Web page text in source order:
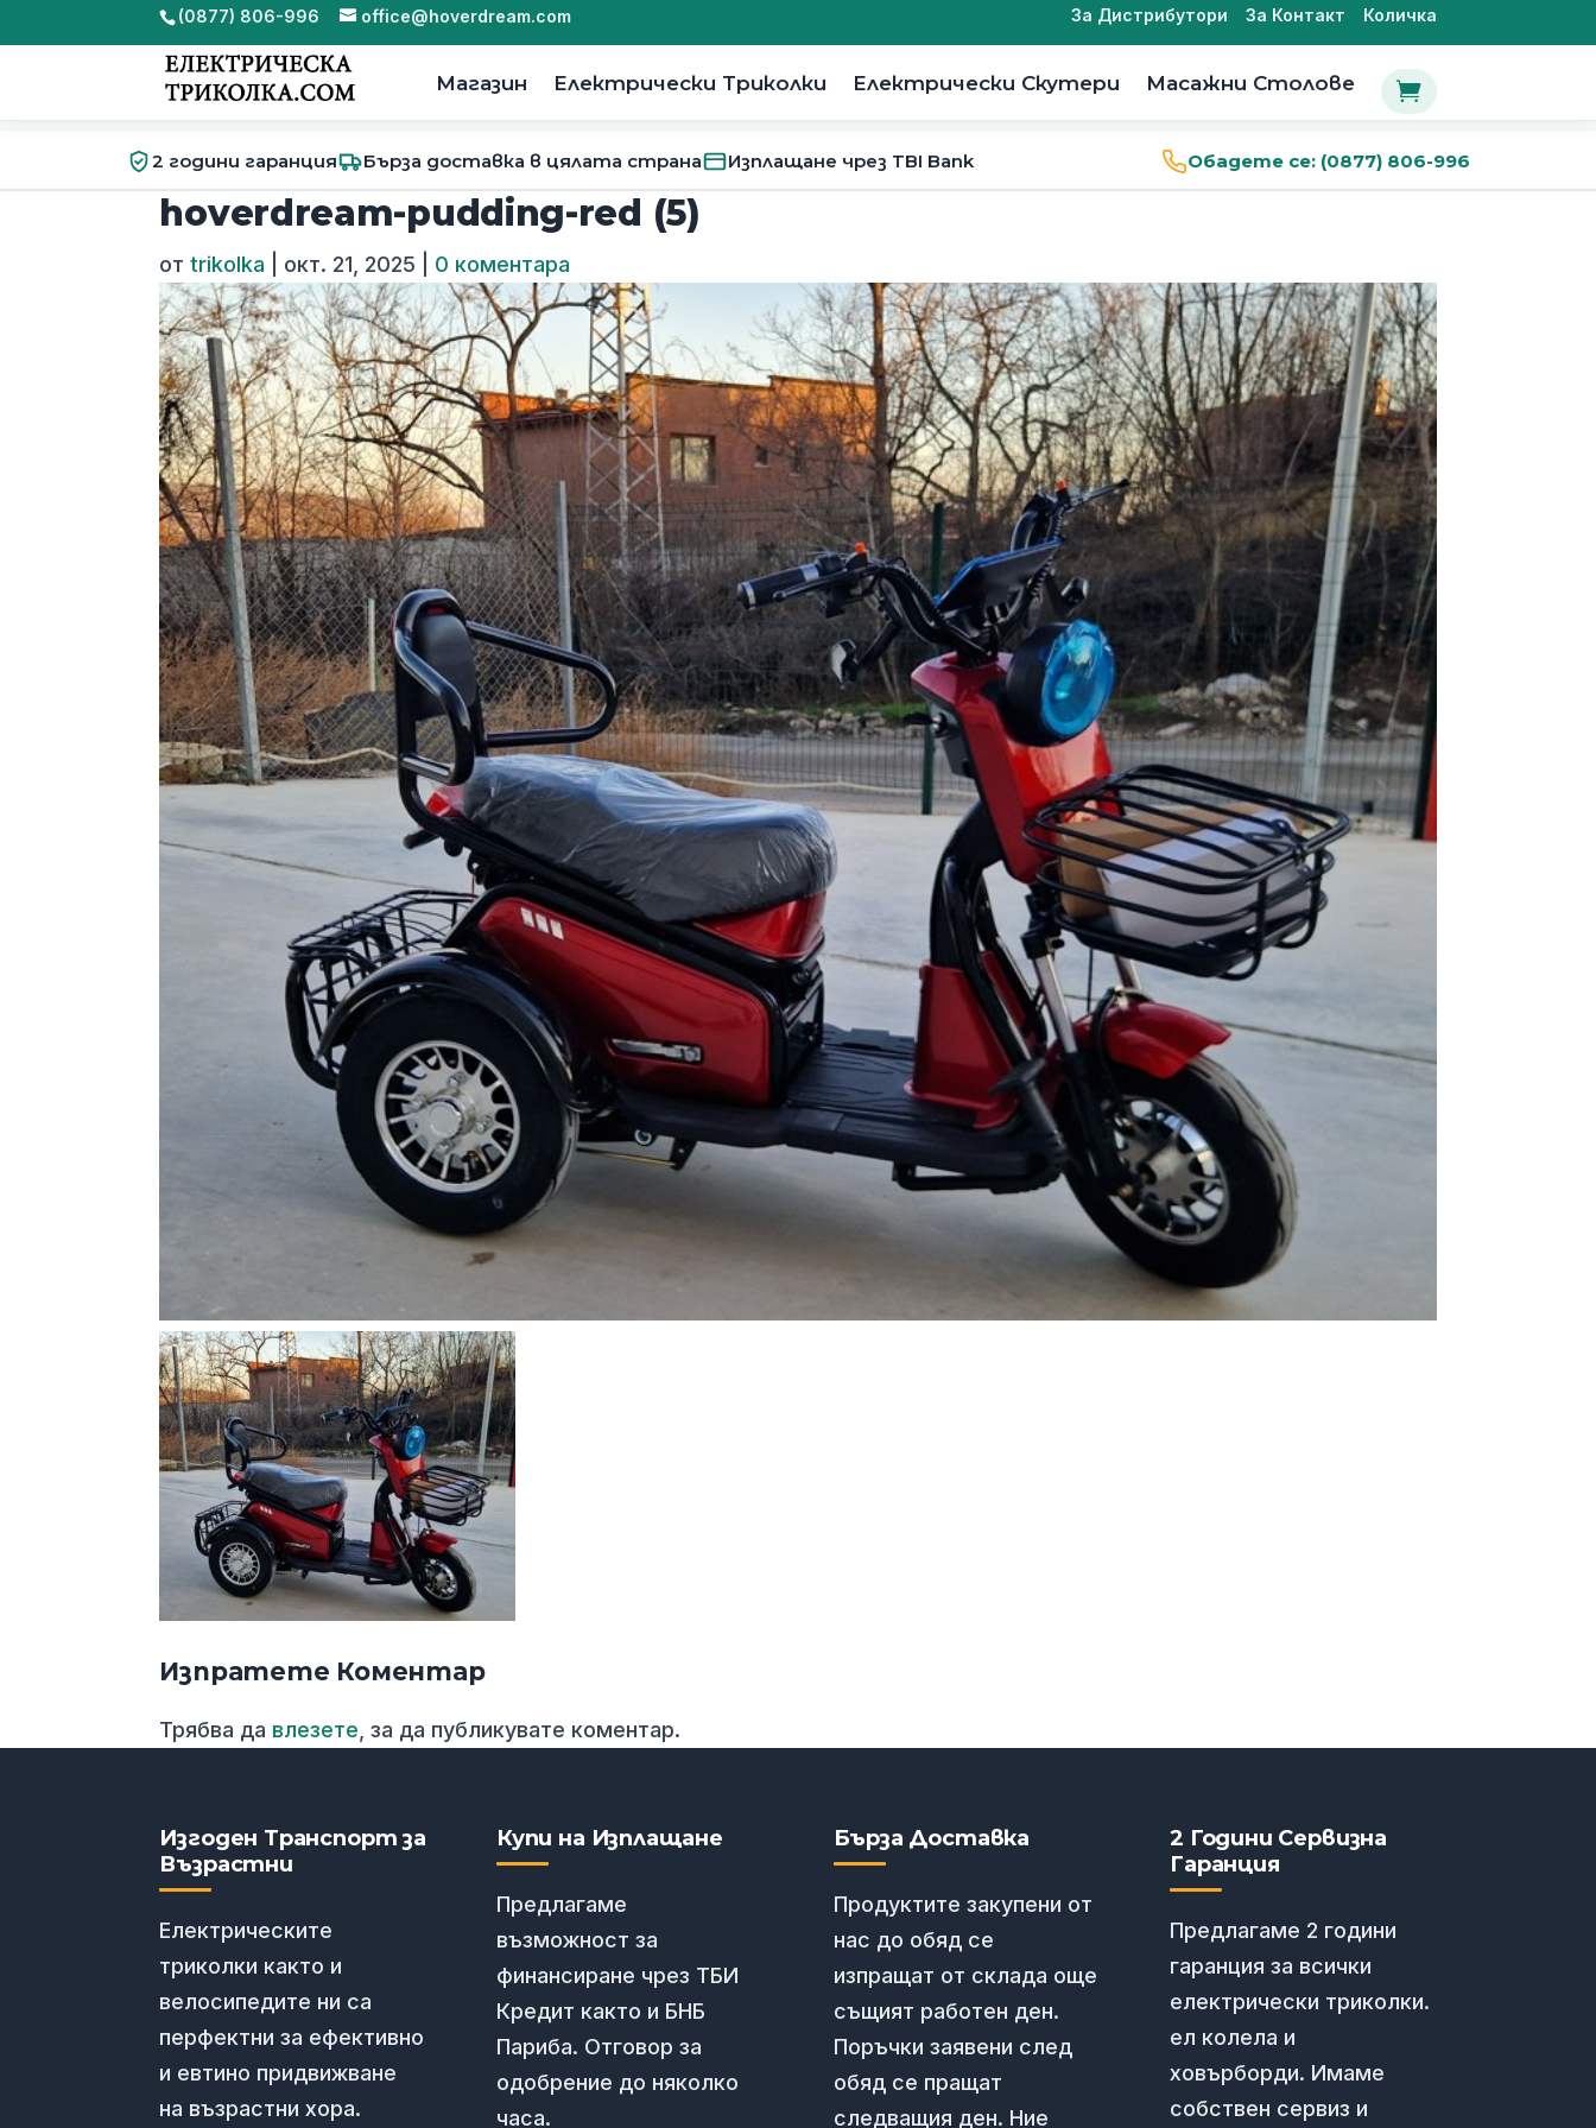
(0877) 806-996 office@hoverdream.com За Дистрибутори За Контакт Количка
Магазин Електрически Триколки Електрически Скутери Масажни Столове 
2 години гаранция Бърза доставка в цялата страна Изплащане чрез TBI Bank Обадете се: (0877) 806-996
hoverdream-pudding-red (5)
отtrikolka окт. 21, 2025 0 коментара
Изпратете Коментар
Трябва да влезете , за да публикувате коментар.
Изгоден Транспорт за
Възрастни
Електрическите
триколки както и
велосипедите ни са
перфектни за ефективно
и евтино придвижване
на възрастни хора.
Купи на Изплащане
Предлагаме
възможност за
финансиране чрез ТБИ
Кредит както и БНБ
Париба. Отговор за
одобрение до няколко
часа.
Бърза Доставка
Продуктите закупени от
нас до обяд се
изпращат от склада още
същият работен ден.
Поръчки заявени след
обяд се пращат
следващия ден. Ние
2 Години Сервизна
Гаранция
Предлагаме 2 години
гаранция за всички
електрически триколки.
ел колела и
ховърборди. Имаме
собствен сервиз и